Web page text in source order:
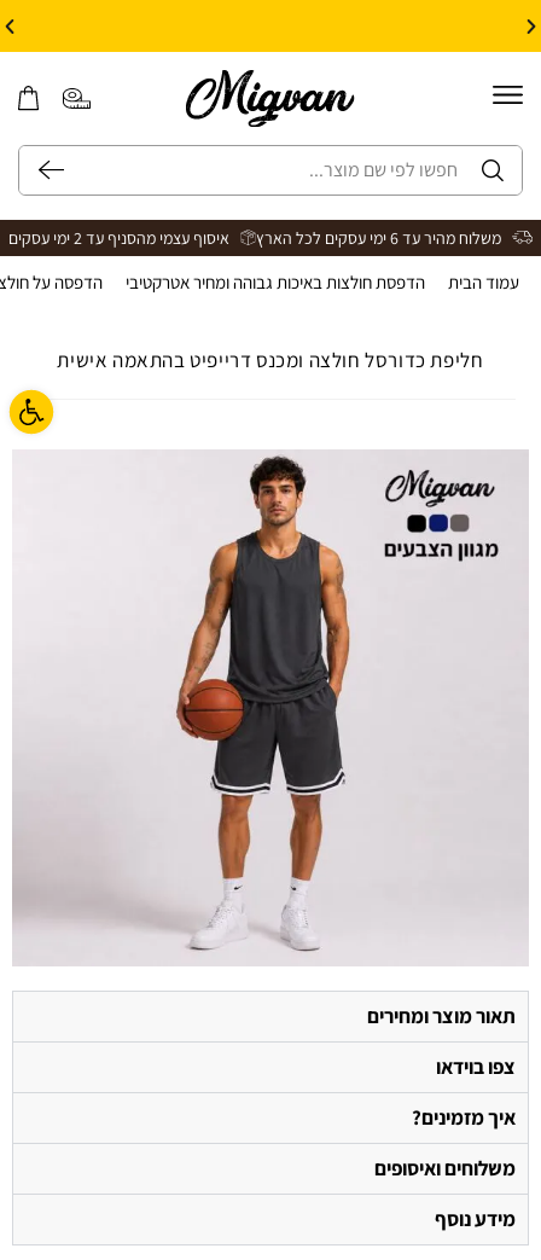
משלוח מהיר עד 6 ימי עסקים לכל הארץ איסוף עצמי מהסניף עד 2 ימי עסקים
עמוד הבית הדפסת חולצות באיכות גבוהה ומחיר אטרקטיבי הדפסה על
חליפת כדורסל חולצה ומכנס דרייפיט בהתאמה אישית
תאור מוצר ומחירים
צפו בוידאו
איך מזמינים?
משלוחים ואיסופים
מידע נוסף
פתח